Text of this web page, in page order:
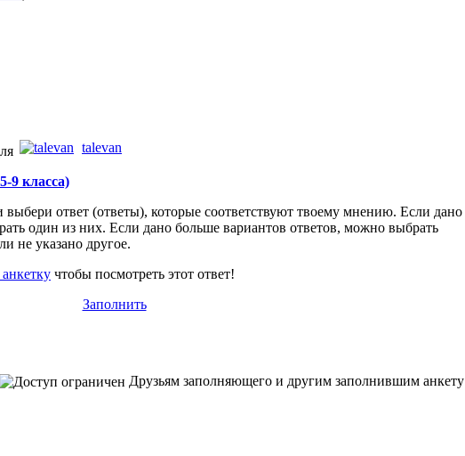
talevan
9 класса)
ответ (ответы), которые соответствуют твоему мнению. Если дано
один из них. Если дано больше вариантов ответов, можно выбрать
не указано другое.
чтобы посмотреть этот ответ!
Заполнить
Друзьям заполняющего и другим заполнившим анкету